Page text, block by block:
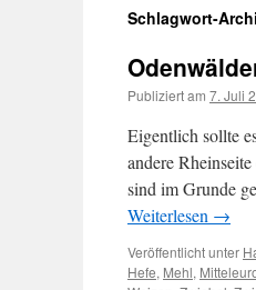
springen
Schlagwort-
Publiziert am 7. Juli
Eigentlich sollte
andere
sind im Grunde
Weiterlesen →
Veröffentlicht unter
Hefe, Mehl,